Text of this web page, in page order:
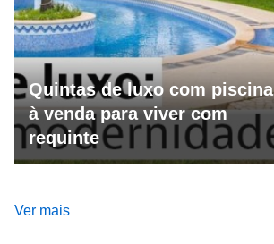
Quintas de luxo com piscina
à venda para viver com
requinte
Ver mais